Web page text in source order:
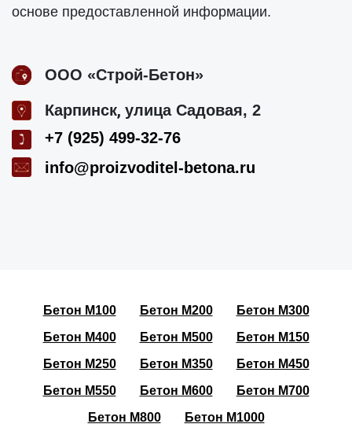
основе предоставленной информации.
ООО «Строй-Бетон»
Карпинск, улица Садовая, 2
+7 (925) 499-32-76
info@proizvoditel-betona.ru
Бетон М100 Бетон М200
Бетон М300
Бетон М400
Бетон М500
Бетон М150
Бетон М250
Бетон М350
Бетон М450
Бетон М550
Бетон М600
Бетон М700
Бетон М800
Бетон М1000